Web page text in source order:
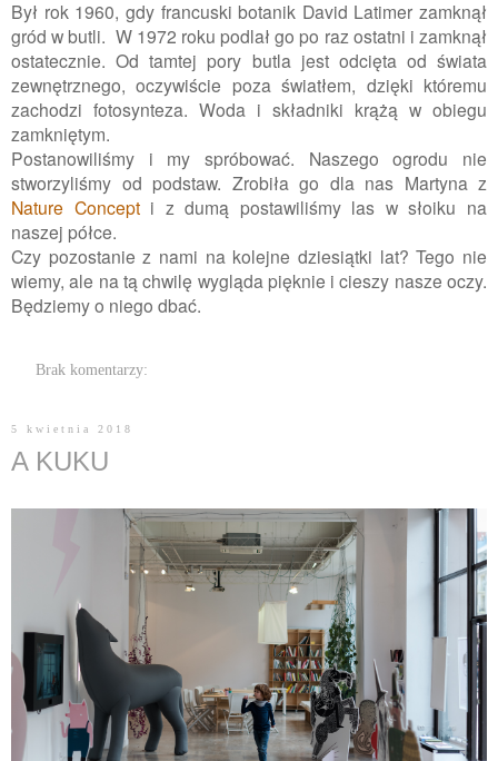
Był rok 1960, gdy francuski botanik David Latimer zamknął
gród w butli. W 1972 roku podlał go po raz ostatni i zamknął
ostatecznie. Od tamtej pory butla jest odcięta od świata
zewnętrznego, oczywiście poza światłem, dzięki któremu
zachodzi fotosynteza. Woda i składniki krążą w obiegu
zamkniętym.
Postanowiliśmy i my spróbować. Naszego ogrodu nie
stworzyliśmy od podstaw. Zrobiła go dla nas Martyna z
Nature Concepti z dumą postawiliśmy las w słoiku na
naszej półce.
Czy pozostanie z nami na kolejne dziesiątki lat? Tego nie
wiemy, ale na tą chwilę wygląda pięknie i cieszy nasze oczy.
Będziemy o niego dbać.
Brak komentarzy:
5 kwietnia 2018
A KUKU